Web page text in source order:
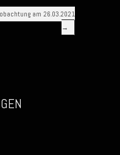
am 26.03.2021
→